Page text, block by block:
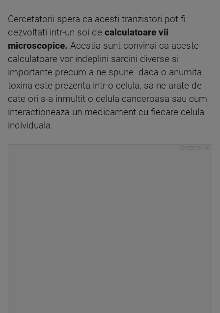
Cercetatorii spera ca acesti tranzistori pot fi
dezvoltati intr-un soi de calculatoare vii
microscopice. Acestia sunt convinsi ca aceste
calculatoare vor indeplini sarcini diverse si
importante precum a ne spune daca o anumita
toxina este prezenta intr-o celula, sa ne arate de
cate ori s-a inmultit o celula canceroasa sau cum
interactioneaza un medicament cu fiecare celula
individuala.